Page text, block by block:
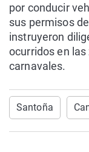
por conducir
sus permisos
instruyeron
ocurridos en
carnavales.
Santoña